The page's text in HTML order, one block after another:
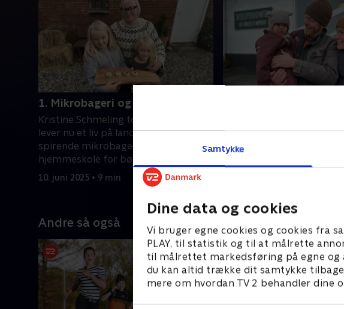
Samtykke
Dine data og cookies
Vi bruger egne cookies og cookies fra
PLAY, til statistik og til at målrette
til målrettet markedsføring på egne og
du kan altid trække dit samtykke tilbage
mere om hvordan TV 2 behandler dine
1. Mikrobageri og hjemmeskole
Kristine Schmeling tog springet og
lever nu et liv på landet med et
spirende mikrobageri og
hjemmeskole for børnene
10. juni 2025 • 9 min
del af den travle
restaurationsbranche. Men
Andre så også